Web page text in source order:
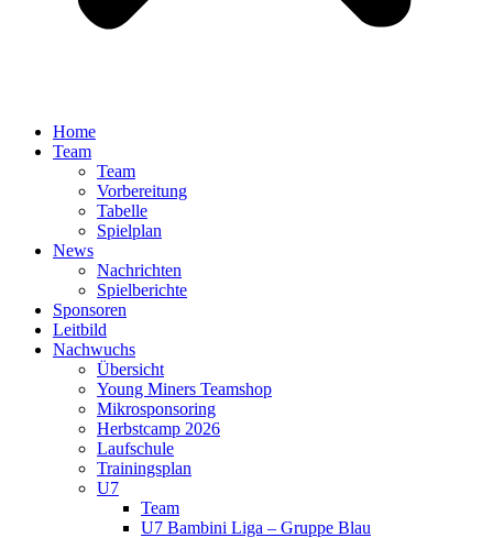
Home
Team
Team
Vorbereitung
Tabelle
Spielplan
News
Nachrichten
Spielberichte
Sponsoren
Leitbild
Nachwuchs
Übersicht
Young Miners Teamshop
Mikrosponsoring
Herbstcamp 2026
Laufschule
Trainingsplan
U7
Team
U7 Bambini Liga – Gruppe Blau